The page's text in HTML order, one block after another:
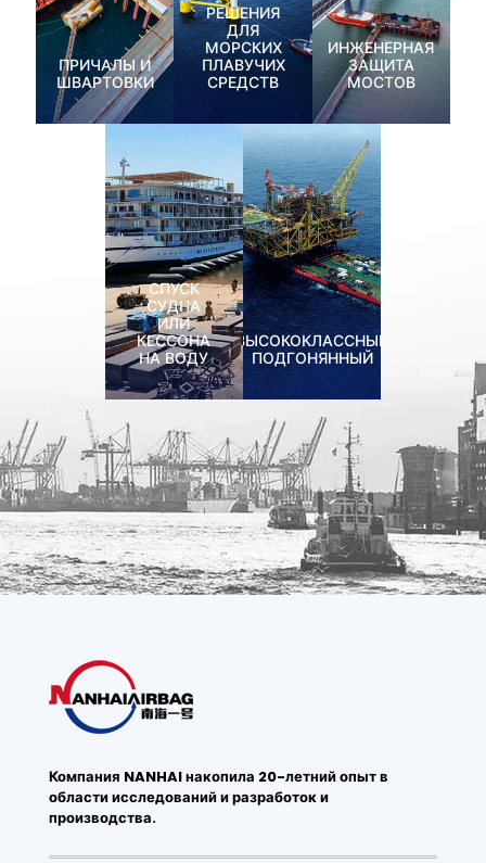
ПРИЧАЛЫ И
ШВАРТОВКИ
РЕШЕНИЯ
ДЛЯ
МОРСКИХ
ПЛАВУЧИХ
СРЕДСТВ
ИНЖЕНЕРНАЯ
ЗАЩИТА
МОСТОВ
СПУСК
СУДНА
ИЛИ
КЕССОНА
НА ВОДУ
ВЫСОКОКЛАССНЫЙ
ПОДГОНЯННЫЙ
Компания NANHAI накопила 20-летний опыт в
области исследований и разработок и
производства.